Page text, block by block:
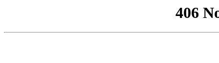
406